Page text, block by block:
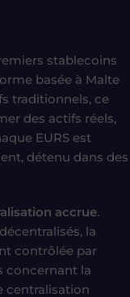
stablecoins
basée à Malte
traditionnels, ce
des actifs réels,
EURS est
détenu dans des
accrue.
la
contrôlée par
concernant la
centralisation